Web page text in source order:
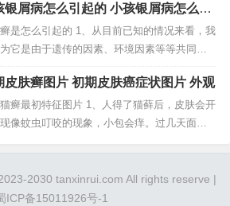
法重要的方法之一。在中医的指导下，选配
中草药浸泡、洗浴全身或者局部，以达到治
的目的。但是彻底根治很难实现。因为银屑
床上属于一类常见的反复发作的皮...
银屑病怎么引起的 小孩银屑病怎么引
呢是怎么引起的 1、从目前已知的情况来看，我
它是由于遗传的因素、环境因素等等共同作
的，或者在遗传易感性的基础上受到了环境
，导致了发病或者是病情的变动。2、主要和
因素有关：遗传因素。银屑病属于多基因性遗
家族中有银屑病患者，后代银屑病发生率明
皮肤癣图片 初期皮肤癌症状图片 外观
猫癣最初特征图片 1、人得了猫藓后，皮肤会开
像蚊虫叮咬的现象，小包会痒。过几天面积
微微有脱皮的现象，后来就出现一块红肿，
掉皮，瘙痒，最后慢慢变大，外围一圈是凸
2030 tanxinrui.com All rights reserve |
ICP备15011926号-1